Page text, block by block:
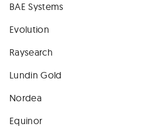
BAE Systems
Evolution
Raysearch
Lundin Gold
Nordea
Equinor